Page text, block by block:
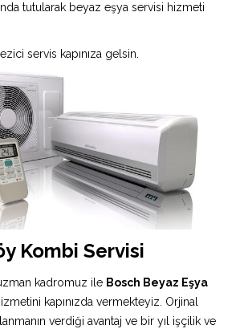
tutularak beyaz eşya servisi hizmeti
servis kapınıza gelsin.
Kombi Servisi
kadromuz ile Bosch Beyaz Eşya
kapınızda vermekteyiz. Orjinal
verdiği avantaj ve bir yıl işçilik ve